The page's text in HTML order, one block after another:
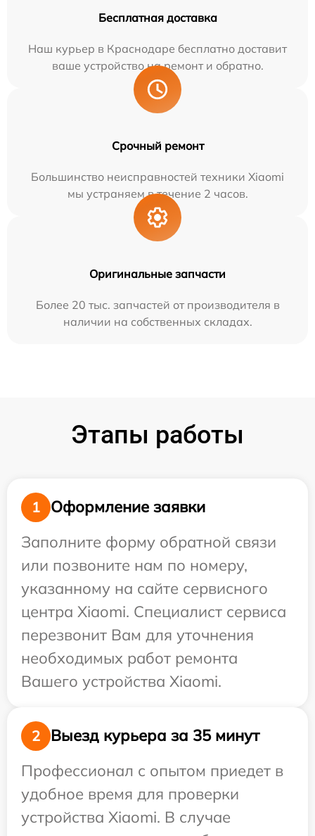
Бесплатная доставка
Наш курьер в Краснодаре бесплатно доставит
ваше устройство на ремонт и обратно.
Срочный ремонт
Большинство неисправностей техники Xiaomi
мы устраняем в течение 2 часов.
Оригинальные запчасти
Более 20 тыс. запчастей от производителя в
наличии на собственных складах.
Этапы работы
1
Оформление заявки
Заполните форму обратной связи
или позвоните нам по номеру,
указанному на сайте сервисного
центра Xiaomi. Специалист сервиса
перезвонит Вам для уточнения
необходимых работ ремонта
Вашего устройства Xiaomi.
2
Выезд курьера за 35 минут
Профессионал с опытом приедет в
удобное время для проверки
устройства Xiaomi. В случае